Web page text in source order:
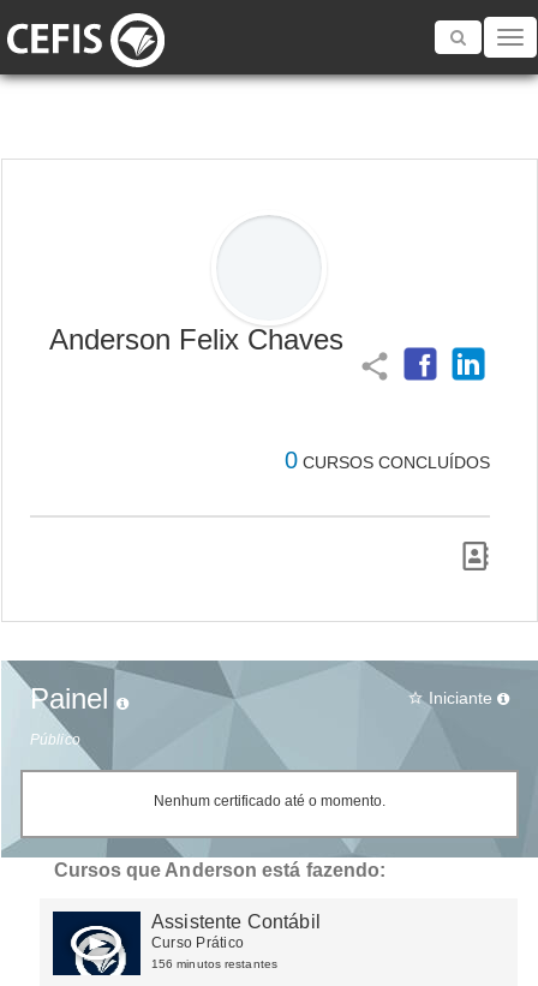
Toggle
Anderson Felix Chaves
share
0 CURSOS CONCLUÍDOS
Painel
Público
star_border Iniciante
Nenhum certificado até o momento.
Cursos que Anderson está fazendo:
Assistente Contábil
Curso Prático
156 minutos restantes